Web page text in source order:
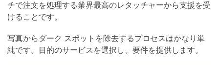
チで注文を処理する業界最高のレタッチャーから支援を受
けることです。
写真からダーク スポットを除去するプロセスはかなり単
純です。目的のサービスを選択し、要件を提供します。